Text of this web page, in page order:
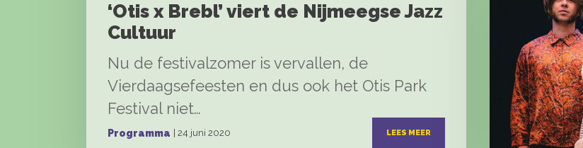
‘Otis x Brebl’ viert de Nijmeegse Jazz
Cultuur
Nu de festivalzomer is vervallen, de
Vierdaagsefeesten en dus ook het Otis Park
Festival niet…
Programma | 24 juni 2020 LEES MEER